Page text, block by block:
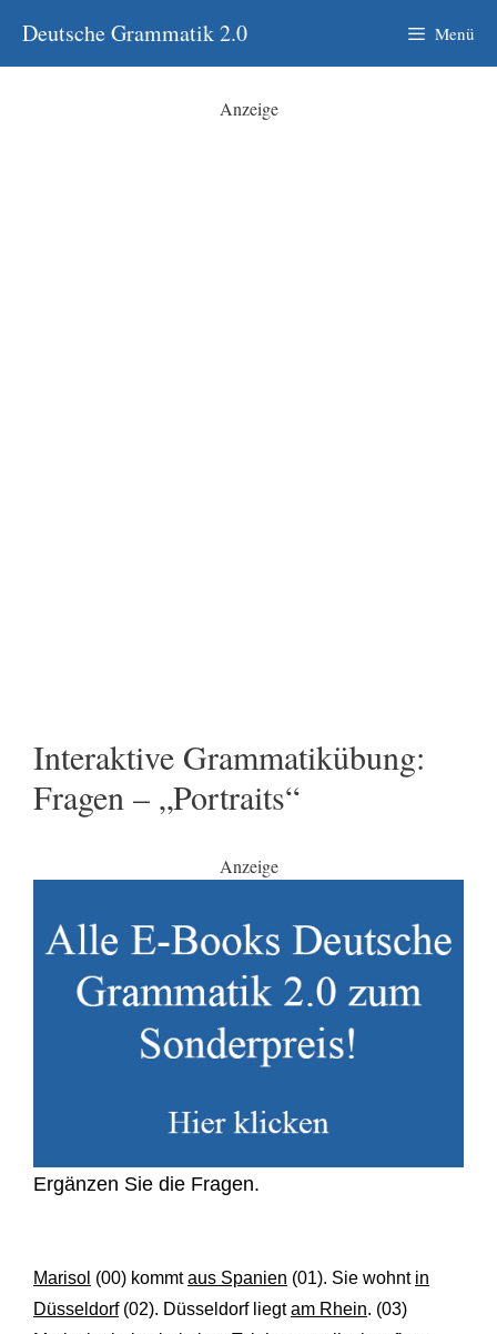
Inhalt
springen
Deutsche Grammatik 2.0 Menü
Anzeige
Interaktive Grammatikübung:
Fragen – „Portraits“
Anzeige